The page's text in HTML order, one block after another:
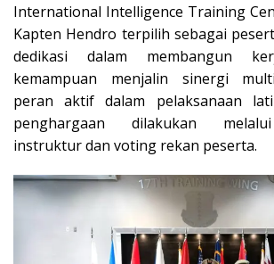
International Intelligence Training
Kapten Hendro terpilih sebagai
dedikasi dalam membangun
kemampuan menjalin sinergi
peran aktif dalam pelaksanaan
penghargaan dilakukan
instruktur dan voting rekan peserta.